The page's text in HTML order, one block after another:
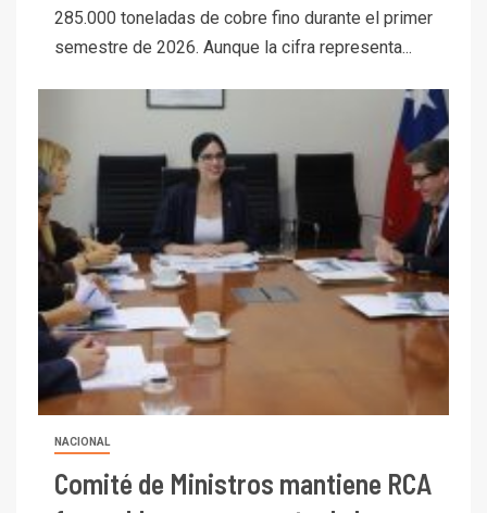
285.000 toneladas de cobre fino durante el primer
semestre de 2026. Aunque la cifra representa...
NACIONAL
Comité de Ministros mantiene RCA